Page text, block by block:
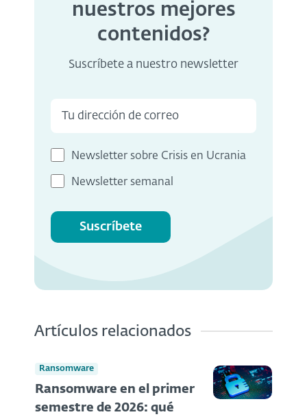
nuestros mejores
contenidos?
Suscríbete a nuestro newsletter
Newsletter sobre Crisis en Ucrania
Newsletter semanal
Suscríbete
Artículos relacionados
Ransomware
Ransomware en el primer
semestre de 2026: qué